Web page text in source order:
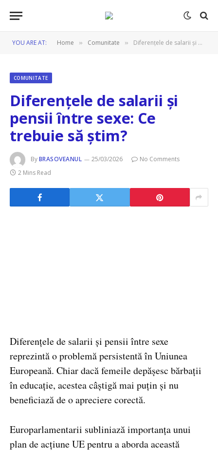
YOU ARE AT: Home » Comunitate » Diferențele de salarii și pensii între sexe: Ce trebuie să știm?
COMUNITATE
Diferențele de salarii și
pensii între sexe: Ce
trebuie să știm?
ByBRASOVEANUL 25/03/2026
No Comments
2 Mins Read
Diferențele de salarii și pensii între sexe
reprezintă o problemă persistentă în Uniunea
Europeană. Chiar dacă femeile depășesc bărbații
în educație, acestea câștigă mai puțin și nu
beneficiază de o apreciere corectă.
Europarlamentarii subliniază importanța unui
plan de acțiune UE pentru a aborda această